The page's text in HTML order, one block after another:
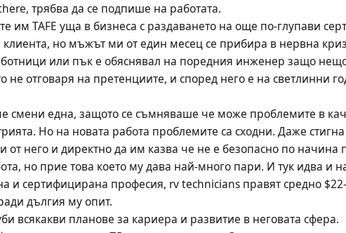
трябва да се подпише на работата.
им TAFE уща в бизнеса с раздаването на още по-глупави
клиента, но мъжът ми от един месец се прибира в нервна
или пък е обяснявал на поредния инженер защо
не отговаря на претенциите, и според него е на светлинни
смени една, защото се съмняваше че може проблемите в
Но на новата работа проблемите са сходни. Даже
него и директно да им казва че не е безопасно по начина
но прие това което му дава най-много пари. И тук идва и
и сертифицирана професия, rv technicians правят средно
дългия му опит.
всякакви планове за кариера и развитие в неговата сфера.